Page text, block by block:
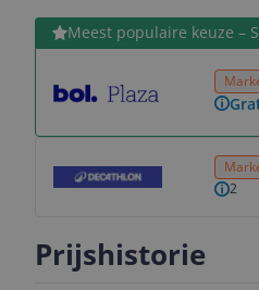
Meest populaire keuze –
Bekijk product
2
Prijshistorie